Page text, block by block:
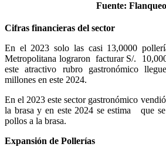
Fuente: Flanqueo
Cifras financieras del sector
En el 2023 solo las casi 13,0000
Metropolitana lograron facturar S/.
este atractivo rubro gastronómico
millones en este 2024.
En el 2023 este sector gastronómico
la brasa y en este 2024 se estima que
pollos a la brasa.
Expansión de Pollerías